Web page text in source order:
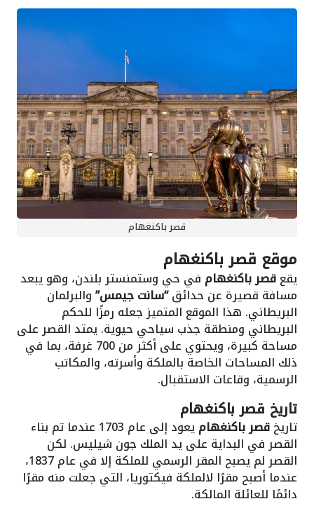
قصر باكنغهام
موقع قصر باكنغهام
يقعقصر باكنغهام في حي وستمنستر بلندن، وهو يبعد
مسافة قصيرة عن حدائق“سانت جيمس”والبرلمان
البريطاني. هذا الموقع المتميز جعله رمزًا للحكم
البريطاني ومنطقة جذب سياحي حيوية. يمتد القصر على
مساحة كبيرة، ويحتوي على أكثر من 700 غرفة، بما في
ذلك المساحات الخاصة بالملكة وأسرته، والمكاتب
الرسمية، وقاعات الاستقبال.
تاريخ قصر باكنغهام
تاريخقصر باكنغهام يعود إلى عام 1703 عندما تم بناء
القصر في البداية على يد الملك جون شيليس. لكن
القصر لم يصبح المقر الرسمي للملكة إلا في عام 1837،
عندما أصبح مقرًا لالملكة فيكتوريا، التي جعلت منه مقرًا
دائمًا للعائلة المالكة.